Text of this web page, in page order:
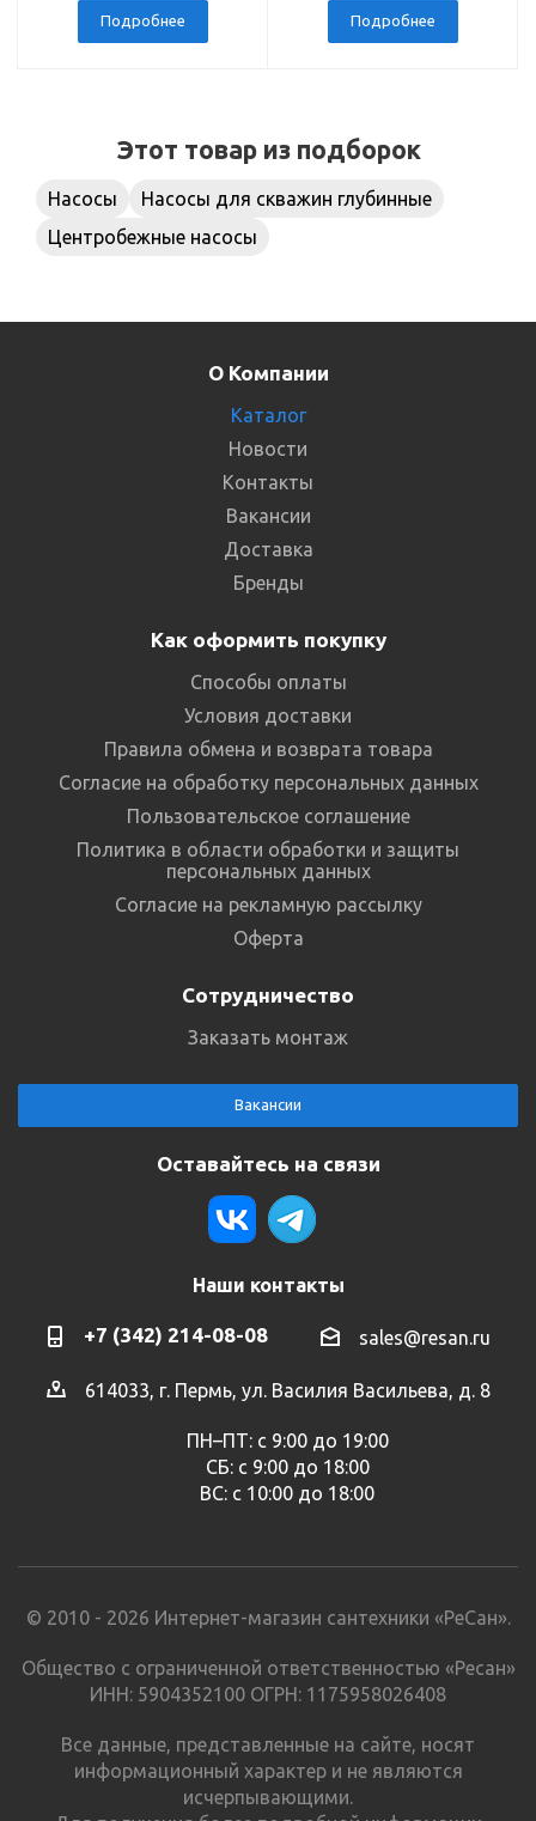
Подробнее
подключение 1 дюйм
Подробнее
Этот товар из подборок
Насосы
Насосы для скважин глубинные
Центробежные насосы
О Компании
Каталог
Новости
Контакты
Вакансии
Доставка
Бренды
Как оформить покупку
Способы оплаты
Условия доставки
Правила обмена и возврата товара
Согласие на обработку персональных данных
Пользовательское соглашение
Политика в области обработки и защиты
персональных данных
Согласие на рекламную рассылку
Оферта
Сотрудничество
Заказать монтаж
Вакансии
Оставайтесь на связи
Наши контакты
+7 (342) 214-08-08 sales@resan.ru
614033, г. Пермь, ул. Василия Васильева, д. 8
ПН–ПТ: с 9:00 до 19:00
СБ: с 9:00 до 18:00
ВС: с 10:00 до 18:00
© 2010 - 2026 Интернет-магазин сантехники «РеСан».
Общество с ограниченной ответственностью «Ресан»
ИНН: 5904352100 ОГРН: 1175958026408
Все данные, представленные на сайте, носят
информационный характер и не являются
исчерпывающими.